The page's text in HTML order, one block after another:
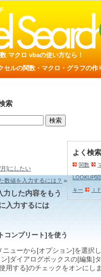
マクロ vbaの使い方なら！
セルの関数・マクロ・グラフの
索
よく検
関数
LOOKUP関
キー Ｉ
]にしたい
数値を入力するには？»
力した内容をもう
入力するには
コンプリート]を使う
ニューから[オプション]を選択
]ダイアログボックスの[編集]
用する]のチェックをオンにし